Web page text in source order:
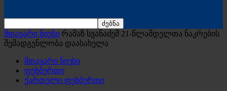
მთავარი ნიუსი რამაზ სვანაძემ 21-წლამდელთა ნაკრების
შემადგენლობა დაასახელა
მთავარი ნიუსი
ფეხბურთი
ქართული ფეხბურთი